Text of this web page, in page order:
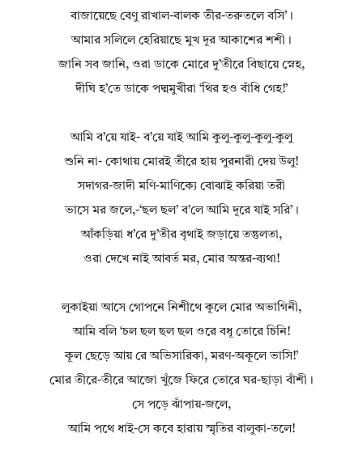
বাজায়েছে বেণু রাখাল-বালক তীর-তরুতলে বসি’।
আমার সলিলে হেরিয়াছে মুখ দূর আকাশের শশী।
জানি সব জানি, ওরা ডাকে মোরে দু’তীরে বিছায়ে স্নেহ,
দীঘি হ’তে ডাকে পদ্মমুখীরা ‘থির হও বাঁধি গেহ!’
আমি ব’য়ে যাই- ব’য়ে যাই আমি কুলু-কুলু-কুলু-কুলু
শুনি না- কোথায় মোরই তীরে হায় পুরনারী দেয় উলু!
সদাগর-জাদী মণি-মাণিক্যে বোঝাই করিয়া তরী
ভাসে মর জলে,-‘ছল ছল’ ব’লে আমি দূরে যাই সরি’।
আঁকড়িয়া ধ’রে দু’তীর বৃথাই জড়ায়ে তন্তুলতা,
ওরা দেখে নাই আবর্ত মর, মোর অন্তর-ব্যথা!
লুকাইয়া আসে গোপনে নিশীথে কূলে মোর অভাগিনী,
আমি বলি ‘চল ছল ছল ছল ওরে বধূ তোরে চিনি!
কূল ছেড়ে আয় রে অভিসারিকা, মরণ-অকূলে ভাসি!’
মোর তীরে-তীরে আজো খুঁজে ফিরে তোরে ঘর-ছাড়া বাঁশী।
সে পড়ে ঝাঁপায়-জলে,
আমি পথে ধাই-সে কবে হারায় স্মৃতির বালুকা-তলে!